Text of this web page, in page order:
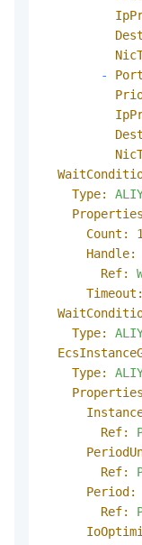
-
Type:
Count:
1
Handle:
Ref:
Timeout:
Type:
Type:
Ref:
Ref:
Period:
Ref: